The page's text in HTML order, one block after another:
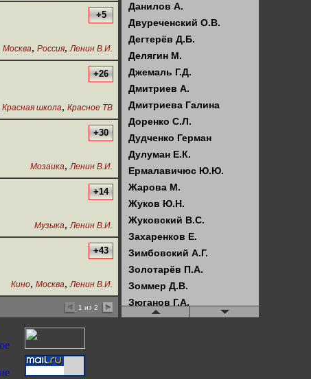
+5
Москва, Россия, Ленин В.И.
+26
Красная школа, Красное ТВ
+30
Мозаика, Ленин В.И.
+14
Музыка, Ленин В.И.
+43
Кино, Москва, Ленин В.И.
1 из 2
Данилов А.
Двуреченский О.В.
Дегтерёв Д.Б.
Делягин М.
Джемаль Г.Д.
Дмитриев А.
Дмитриева Галина
Доренко С.Л.
Дудченко Герман
Дулуман Е.К.
Ермалавичюс Ю.Ю.
Жарова М.
Жуков Ю.Н.
Жуковский В.С.
Захаренков Е.
Зимбовский А.Г.
Золотарёв П.А.
Зоммер Д.В.
Зюганов Г.А.
Илюхин В.И.